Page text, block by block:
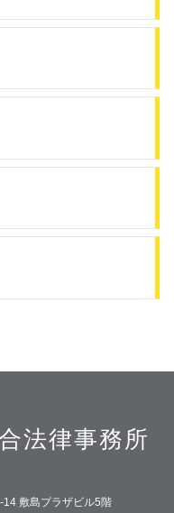
法律事務所
敷島プラザビル5階